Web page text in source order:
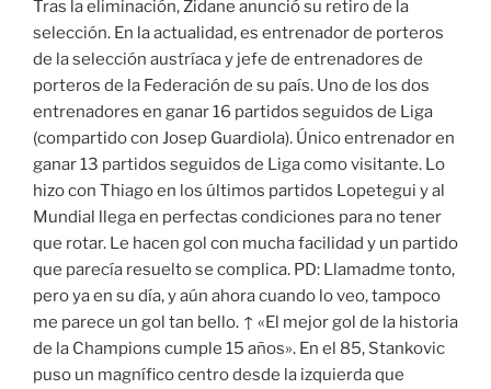
Tras la eliminación, Zidane anunció su retiro de la
selección. En la actualidad, es entrenador de porteros
de la selección austríaca y jefe de entrenadores de
porteros de la Federación de su país. Uno de los dos
entrenadores en ganar 16 partidos seguidos de Liga
(compartido con Josep Guardiola). Único entrenador en
ganar 13 partidos seguidos de Liga como visitante. Lo
hizo con Thiago en los últimos partidos Lopetegui y al
Mundial llega en perfectas condiciones para no tener
que rotar. Le hacen gol con mucha facilidad y un partido
que parecía resuelto se complica. PD: Llamadme tonto,
pero ya en su día, y aún ahora cuando lo veo, tampoco
me parece un gol tan bello. ↑ «El mejor gol de la historia
de la Champions cumple 15 años». En el 85, Stankovic
puso un magnífico centro desde la izquierda que